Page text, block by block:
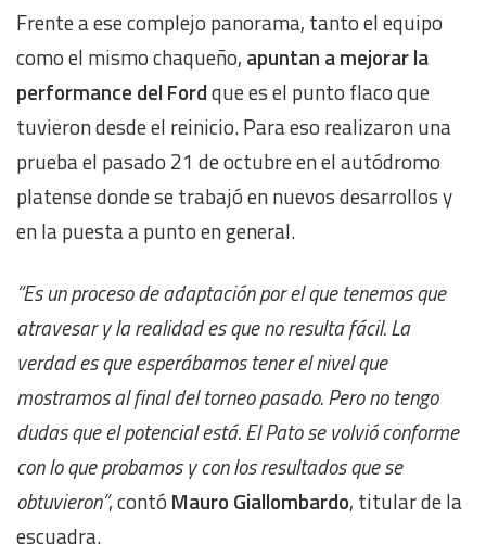
Frente a ese complejo panorama, tanto el equipo
como el mismo chaqueño, apuntan a mejorar la
performance del Fordque es el punto flaco que
tuvieron desde el reinicio. Para eso realizaron una
prueba el pasado 21 de octubre en el autódromo
platense donde se trabajó en nuevos desarrollos y
en la puesta a punto en general.
“Es un proceso de adaptación por el que tenemos que
atravesar y la realidad es que no resulta fácil. La
verdad es que esperábamos tener el nivel que
mostramos al final del torneo pasado. Pero no tengo
dudas que el potencial está. El Pato se volvió conforme
con lo que probamos y con los resultados que se
obtuvieron”, contó Mauro Giallombardo, titular de la
escuadra.